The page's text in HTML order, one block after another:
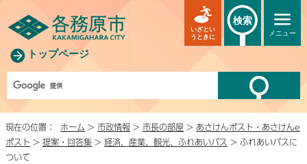
トップページ
メニュー
いざとい
うときに
検索
現在の位置： ホーム > 市政情報 > 市長の部屋 > あさけんポスト・あさけんe
ポスト > 提案・回答集 > 経済、産業、観光、ふれあいバス > ふれあいバスに
ついて